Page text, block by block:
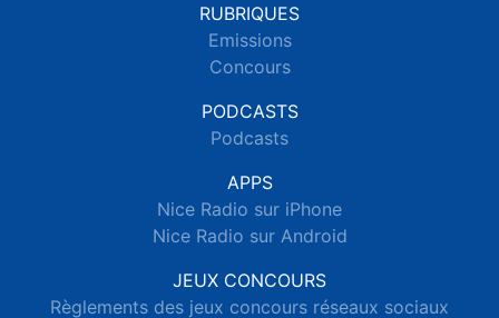
RUBRIQUES
Emissions
Concours
PODCASTS
Podcasts
APPS
Nice Radio sur iPhone
Nice Radio sur Android
JEUX CONCOURS
Règlements des jeux concours réseaux sociaux